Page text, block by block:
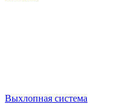
Выхлопная система